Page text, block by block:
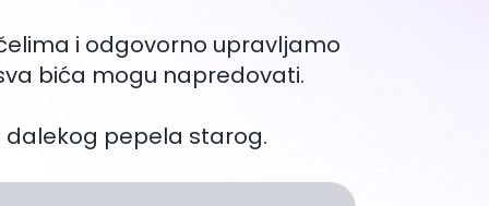
i odgovorno upravljamo
bića mogu napredovati.
dalekog pepela starog.